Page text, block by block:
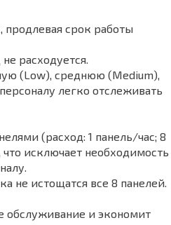
срок работы
расходуется.
(Low), среднюю (Medium),
легко отслеживать
(расход: 1 панель/час; 8
исключает необходимость
не истощатся все 8 панелей.
обслуживание и экономит